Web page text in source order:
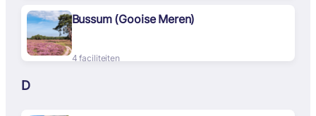
Bussum (Gooise Meren)
4 faciliteiten
D